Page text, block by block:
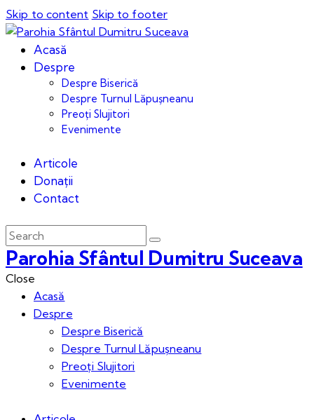
Skip to content Skip to footer
Acasă
Despre
Despre Biserică
Despre Turnul Lăpușneanu
Preoți Slujitori
Evenimente
Articole
Donații
Contact
Parohia Sfântul Dumitru Suceava
Close
Acasă
Despre
Despre Biserică
Despre Turnul Lăpușneanu
Preoți Slujitori
Evenimente